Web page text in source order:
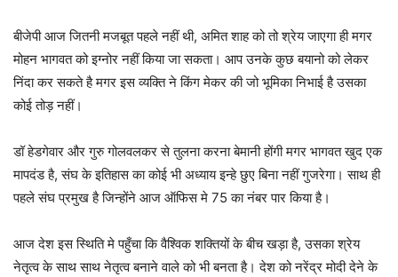
बीजेपी आज जितनी मजबूत पहले नहीं थी, अमित शाह को तो श्रेय जाएगा ही मगर
मोहन भागवत को इग्नोर नहीं किया जा सकता। आप उनके कुछ बयानो को लेकर
निंदा कर सकते है मगर इस व्यक्ति ने किंग मेकर की जो भूमिका निभाई है उसका
कोई तोड़ नहीं।
डॉ हेडगेवार और गुरु गोलवलकर से तुलना करना बेमानी होंगी मगर भागवत खुद एक
मापदंड है, संघ के इतिहास का कोई भी अध्याय इन्हे छुए बिना नहीं गुजरेगा। साथ ही
पहले संघ प्रमुख है जिन्होंने आज ऑफिस मे 75 का नंबर पार किया है।
आज देश इस स्थिति मे पहुँचा कि वैश्विक शक्तियों के बीच खड़ा है, उसका श्रेय
नेतृत्व के साथ साथ नेतृत्व बनाने वाले को भी बनता है। देश को नरेंद्र मोदी देने के